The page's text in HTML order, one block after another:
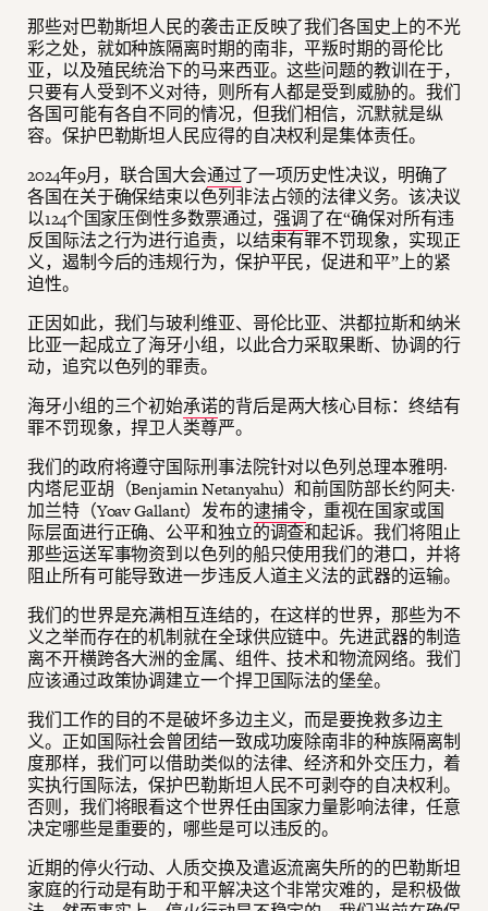
那些对巴勒斯坦人民的袭击正反映了我们各国史上的不光
彩之处，就如种族隔离时期的南非，平叛时期的哥伦比
亚，以及殖民统治下的马来西亚。这些问题的教训在于，
只要有人受到不义对待，则所有人都是受到威胁的。我们
各国可能有各自不同的情况，但我们相信，沉默就是纵
容。保护巴勒斯坦人民应得的自决权利是集体责任。
2024年9月，联合国大会通过了一项历史性决议，明确了
各国在关于确保结束以色列非法占领的法律义务。该决议
以124个国家压倒性多数票通过，强调了在“确保对所有违
反国际法之行为进行追责，以结束有罪不罚现象，实现正
义，遏制今后的违规行为，保护平民，促进和平”上的紧
迫性。
正因如此，我们与玻利维亚、哥伦比亚、洪都拉斯和纳米
比亚一起成立了海牙小组，以此合力采取果断、协调的行
动，追究以色列的罪责。
海牙小组的三个初始承诺的背后是两大核心目标：终结有
罪不罚现象，捍卫人类尊严。
我们的政府将遵守国际刑事法院针对以色列总理本雅明·
内塔尼亚胡（Benjamin Netanyahu）和前国防部长约阿夫·
加兰特（Yoav Gallant）发布的逮捕令，重视在国家或国
际层面进行正确、公平和独立的调查和起诉。我们将阻止
那些运送军事物资到以色列的船只使用我们的港口，并将
阻止所有可能导致进一步违反人道主义法的武器的运输。
我们的世界是充满相互连结的，在这样的世界，那些为不
义之举而存在的机制就在全球供应链中。先进武器的制造
离不开横跨各大洲的金属、组件、技术和物流网络。我们
应该通过政策协调建立一个捍卫国际法的堡垒。
我们工作的目的不是破坏多边主义，而是要挽救多边主
义。正如国际社会曾团结一致成功废除南非的种族隔离制
度那样，我们可以借助类似的法律、经济和外交压力，着
实执行国际法，保护巴勒斯坦人民不可剥夺的自决权利。
否则，我们将眼看这个世界任由国家力量影响法律，任意
决定哪些是重要的，哪些是可以违反的。
近期的停火行动、人质交换及遣返流离失所的的巴勒斯坦
家庭的行动是有助于和平解决这个非常灾难的，是积极做